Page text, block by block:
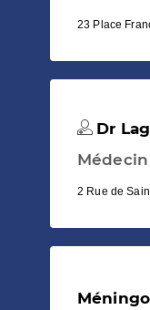
23 Place
Dr
2 Rue de